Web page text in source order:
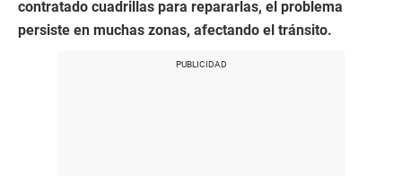
contratado cuadrillas para repararlas, el problema
persiste en muchas zonas, afectando el tránsito.